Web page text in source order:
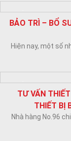
Xu hướng ẩm thực